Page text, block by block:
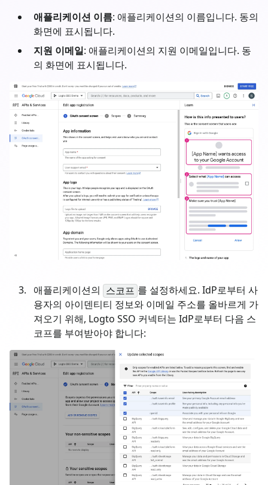
애플리케이션 이름: 애플리케이션의 이름입니다. 동의
화면에 표시됩니다.
지원 이메일: 애플리케이션의 지원 이메일입니다. 동
의 화면에 표시됩니다.
애플리케이션의 스코프 를 설정하세요. IdP로부터 사
용자의 아이덴티티 정보와 이메일 주소를 올바르게 가
져오기 위해, Logto SSO 커넥터는 IdP로부터 다음 스
코프를 부여받아야 합니다: